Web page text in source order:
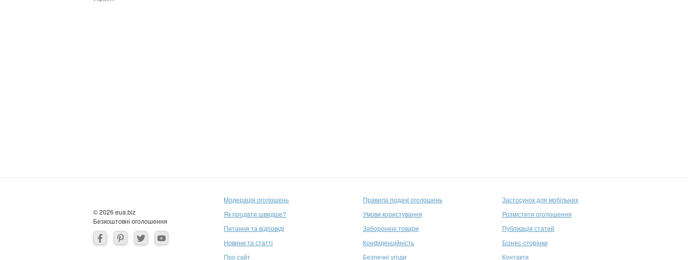
© 2026 eua.biz
Безкоштовні оголошення
Модерація оголошень
Як продати швидше?
Питання та відповіді
Новини та статті
Про сайт
Правила подачі оголошень
Умови користування
Заборонені товари
Конфіденційність
Безпечні угоди
Застосунок для мобільних
Розмістити оголошення
Публікація статей
Бізнес-сторінки
Контакти